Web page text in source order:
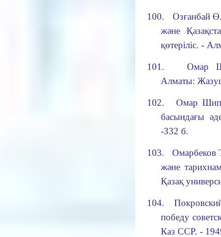
100.
Озғанбай
және
қөтеріліс. -
101.
Омар
Алматы:
102.
Омар
басындағы
-332 б.
103.
және
Қазақ
104.
победу
Каз ССР. -